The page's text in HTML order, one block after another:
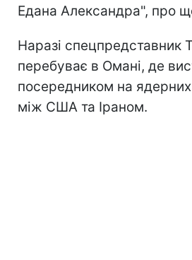
Едана Александра", про
Наразі спецпредставник
перебуває в Омані, де
посередником на
між США та Іраном.